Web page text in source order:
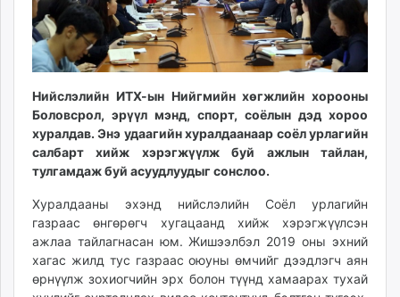
24tsag.mn
shuud.mn
eagle.mn
ergelt.mn
zarig.mn
today.mn
zuv.mn
mminfo.mn
urlag.mn
unen.mn
asu.mn
shudarga.mn
Нийслэлийн ИТХ-ын Нийгмийн хөгжлийн хорооны
Боловсрол, эрүүл мэнд, спорт, соёлын дэд хороо
хуралдав. Энэ удаагийн хуралдаанаар соёл урлагийн
салбарт хийж хэрэгжүүлж буй ажлын тайлан,
тулгамдаж буй асуудлуудыг сонслоо.
Хуралдааны эхэнд нийслэлийн Соёл урлагийн
газраас өнгөрөгч хугацаанд хийж хэрэгжүүлсэн
ажлаа тайлагнасан юм. Жишээлбэл 2019 оны эхний
хагас жилд тус газраас оюуны өмчийг дээдлэгч аян
өрнүүлж зохиогчийн эрх болон түүнд хамаарах тухай